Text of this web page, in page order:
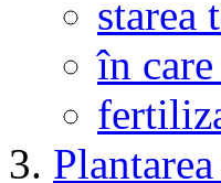
starea
în care